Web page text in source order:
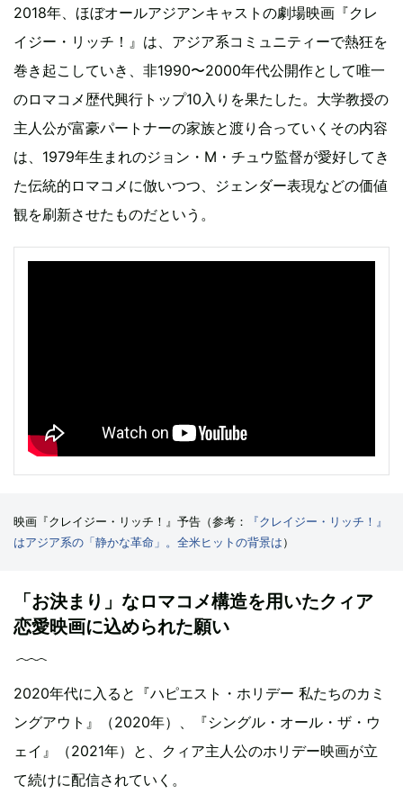
2018年、ほぼオールアジアンキャストの劇場映画『クレ
イジー・リッチ！』は、アジア系コミュニティーで熱狂を
巻き起こしていき、非1990〜2000年代公開作として唯一
のロマコメ歴代興行トップ10入りを果たした。大学教授の
主人公が富豪パートナーの家族と渡り合っていくその内容
は、1979年生まれのジョン・M・チュウ監督が愛好してき
た伝統的ロマコメに倣いつつ、ジェンダー表現などの価値
観を刷新させたものだという。
映画『クレイジー・リッチ！』予告（参考：
『クレイジー・リッチ！』
はアジア系の「静かな革命」。全米ヒットの背景は）
「お決まり」なロマコメ構造を用いたクィア
恋愛映画に込められた願い
2020年代に入ると『ハピエスト・ホリデー 私たちのカミ
ングアウト』（2020年）、『シングル・オール・ザ・ウ
ェイ』（2021年）と、クィア主人公のホリデー映画が立
て続けに配信されていく。